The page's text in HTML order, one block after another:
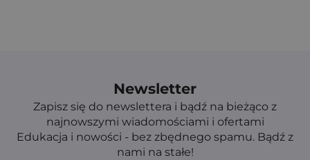
Newsletter
Zapisz się do newslettera i bądź na bieżąco z
najnowszymi wiadomościami i ofertami
Edukacja i nowości - bez zbędnego spamu. Bądź z
nami na stałe!